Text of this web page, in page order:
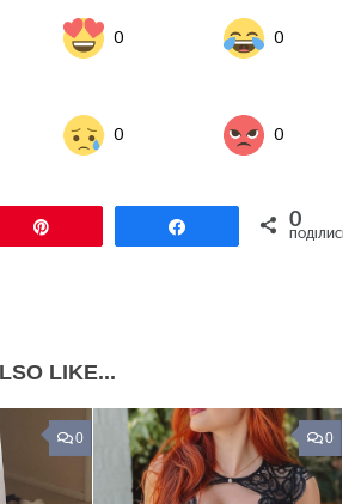
0 0
0 0
Поділитися0
ПОДІЛИСЬ
LIKE...
0 0